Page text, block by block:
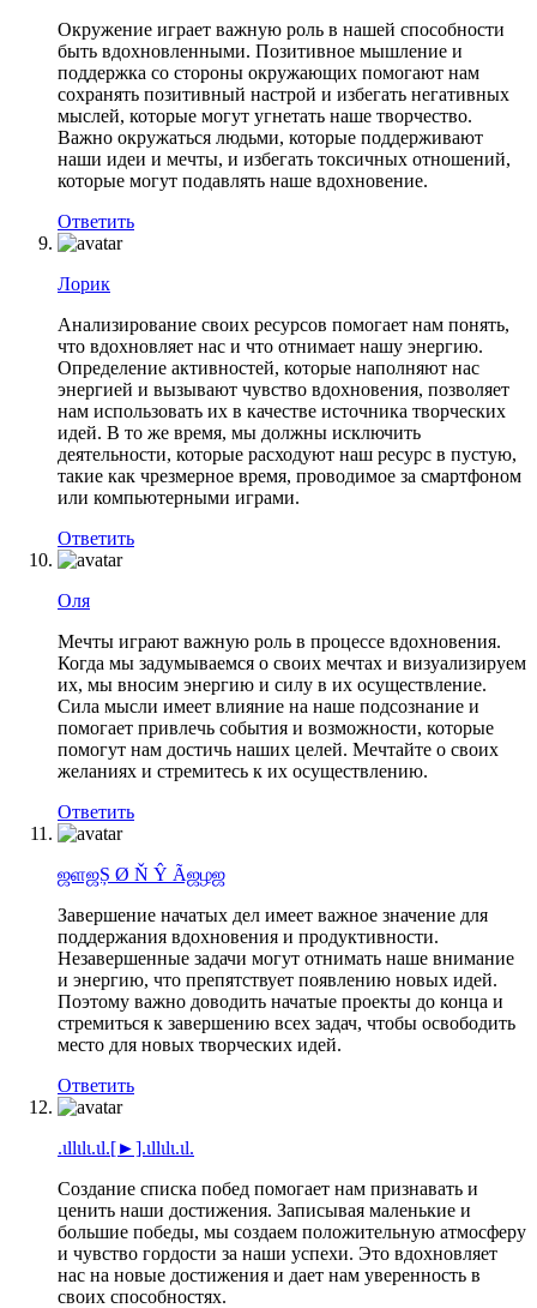
Окружение играет важную роль в нашей способности
быть вдохновленными. Позитивное мышление и
поддержка со стороны окружающих помогают нам
сохранять позитивный настрой и избегать негативных
мыслей, которые могут угнетать наше творчество.
Важно окружаться людьми, которые поддерживают
наши идеи и мечты, и избегать токсичных отношений,
которые могут подавлять наше вдохновение.
Ответить
Лорик
Анализирование своих ресурсов помогает нам понять,
что вдохновляет нас и что отнимает нашу энергию.
Определение активностей, которые наполняют нас
энергией и вызывают чувство вдохновения, позволяет
нам использовать их в качестве источника творческих
идей. В то же время, мы должны исключить
деятельности, которые расходуют наш ресурс в пустую,
такие как чрезмерное время, проводимое за смартфоном
или компьютерными играми.
Ответить
Оля
Мечты играют важную роль в процессе вдохновения.
Когда мы задумываемся о своих мечтах и визуализируем
их, мы вносим энергию и силу в их осуществление.
Сила мысли имеет влияние на наше подсознание и
помогает привлечь события и возможности, которые
помогут нам достичь наших целей. Мечтайте о своих
желаниях и стремитесь к их осуществлению.
Ответить
ஜளஜȘ Ø Ň Ŷ Ãஜழஜ
Завершение начатых дел имеет важное значение для
поддержания вдохновения и продуктивности.
Незавершенные задачи могут отнимать наше внимание
и энергию, что препятствует появлению новых идей.
Поэтому важно доводить начатые проекты до конца и
стремиться к завершению всех задач, чтобы освободить
место для новых творческих идей.
Ответить
.ιllιlι.ιl.[►].ιllιlι.ιl.
Создание списка побед помогает нам признавать и
ценить наши достижения. Записывая маленькие и
большие победы, мы создаем положительную атмосферу
и чувство гордости за наши успехи. Это вдохновляет
нас на новые достижения и дает нам уверенность в
своих способностях.